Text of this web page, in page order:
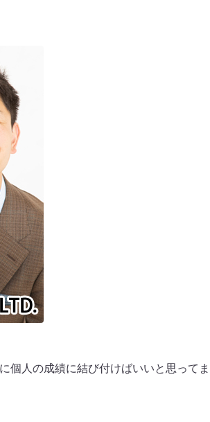
個人の成績に結び付けばいいと思って